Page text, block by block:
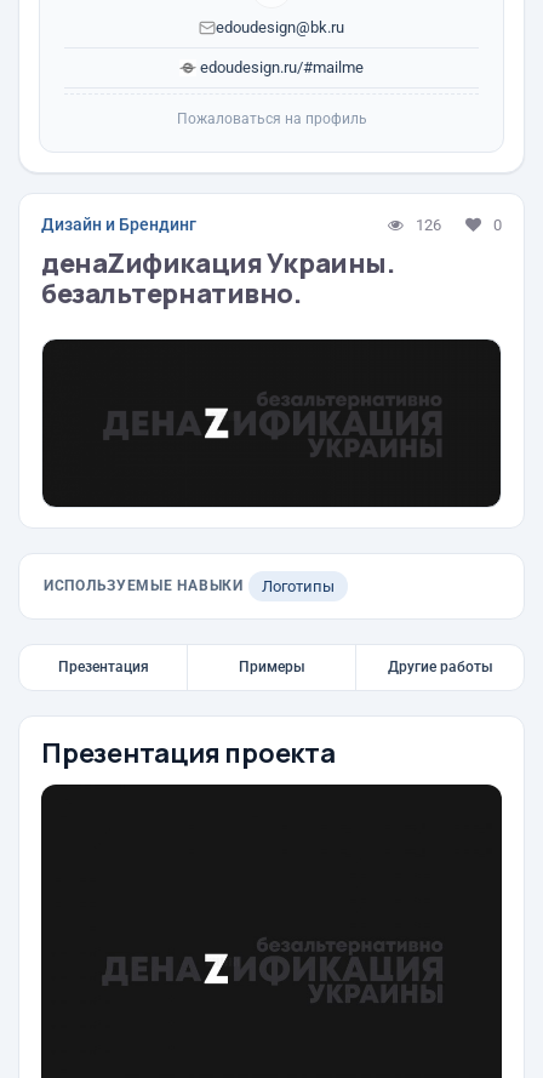
edoudesign@bk.ru
edoudesign.ru/#mailme
Пожаловаться на профиль
Дизайн и Брендинг 126 0
денаZификация Украины.
безальтернативно.
ИСПОЛЬЗУЕМЫЕ НАВЫКИ Логотипы
Презентация Примеры Другие работы
Презентация проекта